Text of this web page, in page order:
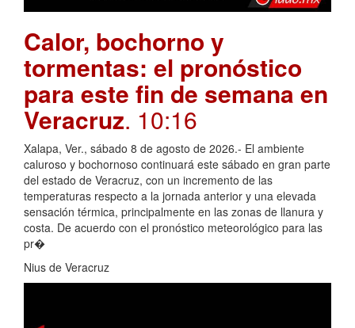
Calor, bochorno y
tormentas: el pronóstico
para este fin de semana en
Veracruz. 10:16
Xalapa, Ver., sábado 8 de agosto de 2026.- El ambiente
caluroso y bochornoso continuará este sábado en gran parte
del estado de Veracruz, con un incremento de las
temperaturas respecto a la jornada anterior y una elevada
sensación térmica, principalmente en las zonas de llanura y
costa. De acuerdo con el pronóstico meteorológico para las
pr�
Nius de Veracruz